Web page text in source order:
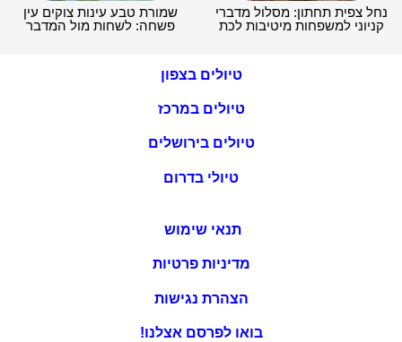
נחל צפית תחתון: מסלול מדברי
קניוני למשפחות מיטיבות לכת
שמורת טבע עינות צוקים עין
פשחה: לשחות מול המדבר
טיולים בצפון
טיולים במרכז
טיולים בירושלים
טיולי בדרום
תנאי שימוש
מדיניות פרטיות
הצהרת נגישות
בואו לפרסם אצלנו!